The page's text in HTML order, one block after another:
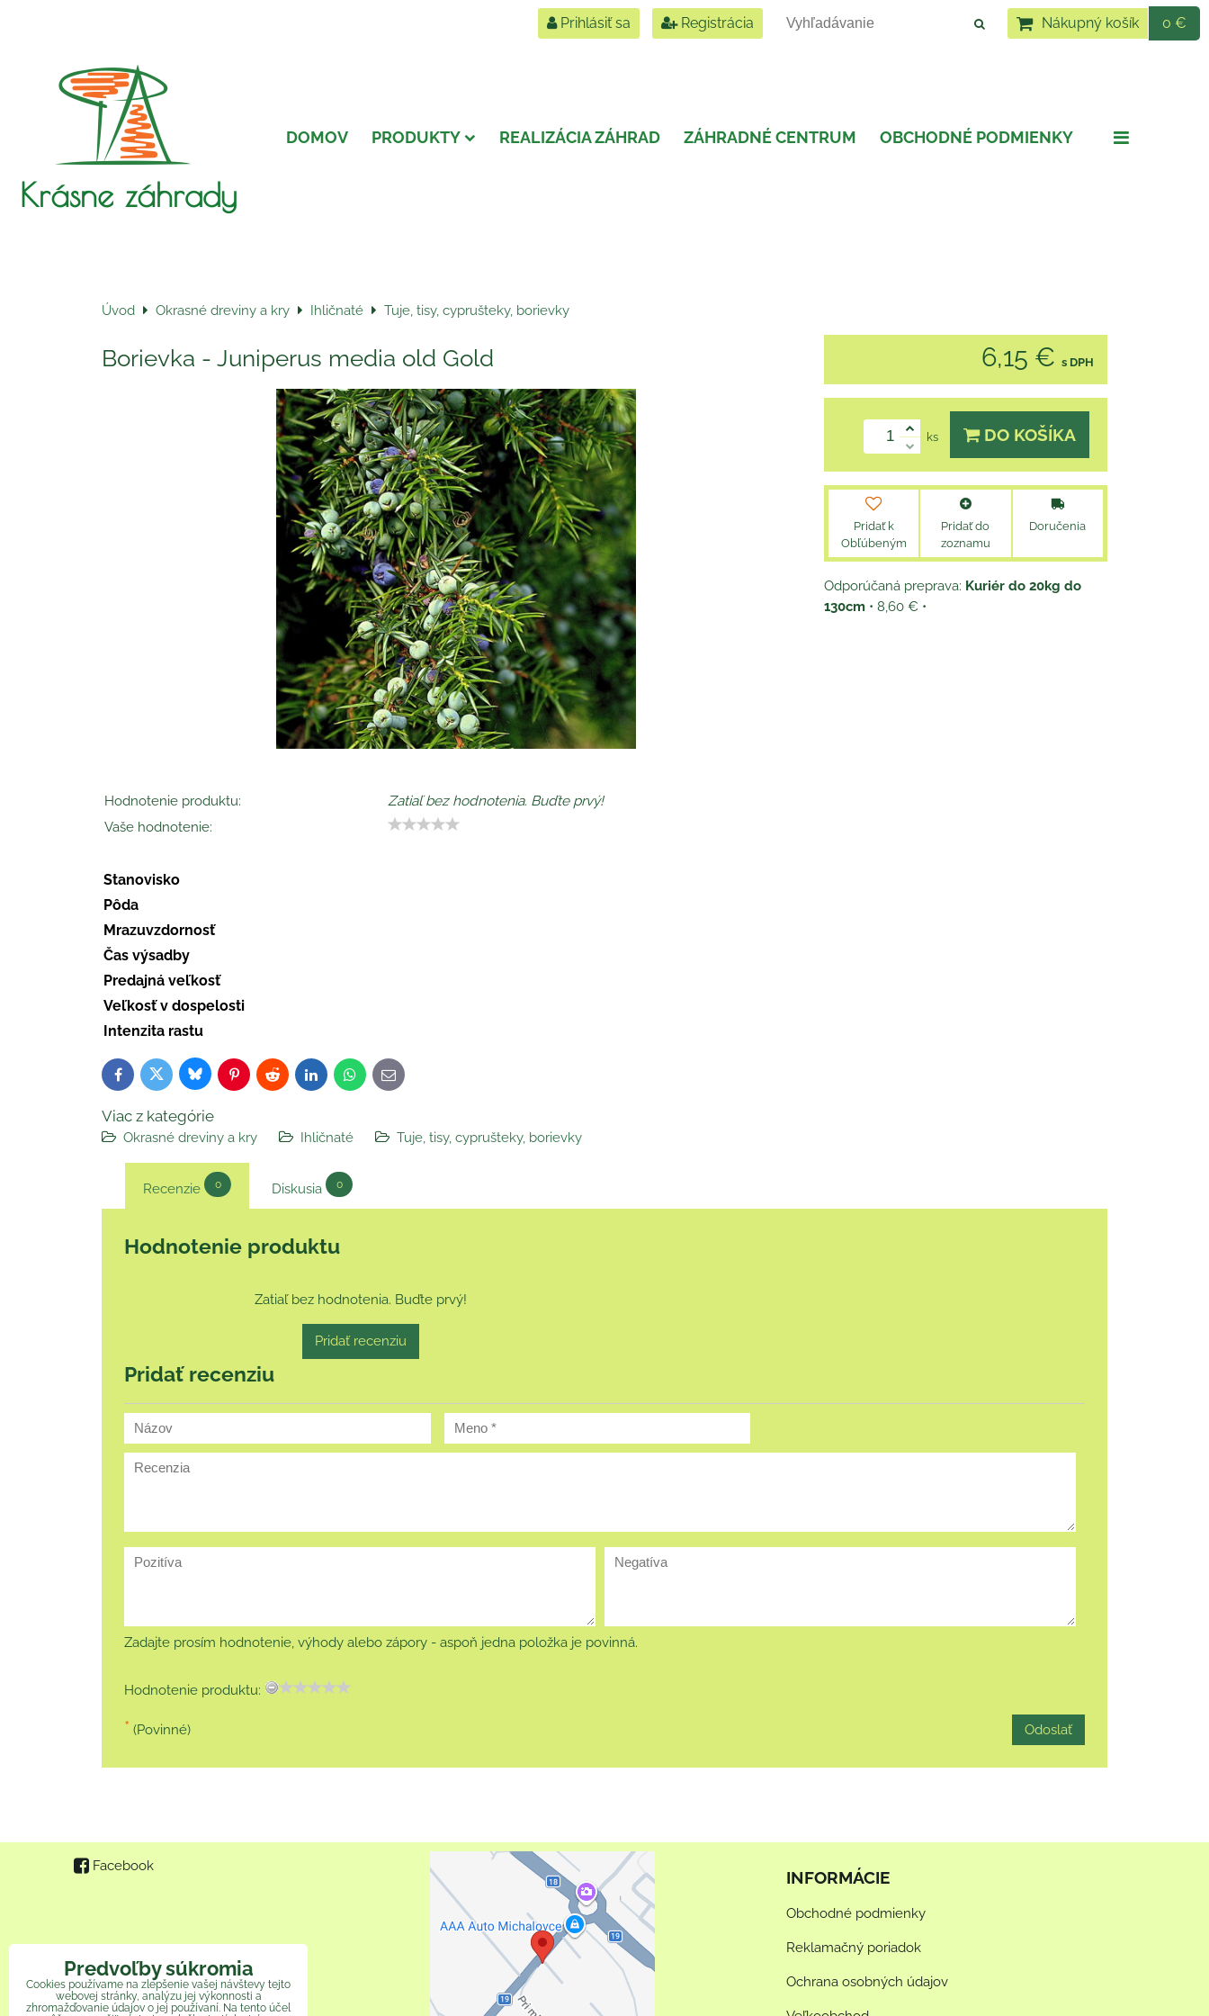
Prihlásiť sa Registrácia Nákupný košík 0 €
Krásne záhrady
DOMOV PRODUKTY REALIZÁCIA ZÁHRAD ZÁHRADNÉ CENTRUM OBCHODNÉ PODMIENKY
Úvod Okrasné dreviny a kry Ihličnaté Tuje, tisy, cyprušteky, borievky
Borievka - Juniperus media old Gold
Hodnotenie produktu:
Zatiaľ bez hodnotenia. Buďte prvý!
Vaše hodnotenie:
6,15 € s DPH
ks DO KOŠÍKA
Pridať k
Obľúbeným
Pridať do
zoznamu
Doručenia
Kuriér do 20kg do
130cm • 8,60 € •
Stanovisko
Pôda
Mrazuvzdornosť
Čas výsadby
Predajná veľkosť
Veľkosť v dospelosti
Intenzita rastu
FacebookTwitterBlueskyPinterestReddit LinkedInWhatsApp
E-
mail
Viac z kategórie
Okrasné dreviny a kry Ihličnaté Tuje, tisy, cyprušteky, borievky
Recenzie 0 Diskusia 0
Hodnotenie produktu
Zatiaľ bez hodnotenia. Buďte prvý!
Pridať recenziu
Pridať recenziu
Zadajte prosím hodnotenie, výhody alebo zápory - aspoň jedna položka je povinná.
Hodnotenie produktu:
* (Povinné) Odoslať
Facebook
Externý obsah je
blokovaný Voľbami
súkromia
Prajete si načítať externý
obsah?
INFORMÁCIE
Obchodné podmienky
Reklamačný poriadok
Ochrana osobných údajov
Predvoľby súkromia
Cookies používame na zlepšenie vašej návštevy tejto
webovej stránky, analýzu jej výkonnosti a
zhromažďovanie údajov o jej používaní. Na tento účel